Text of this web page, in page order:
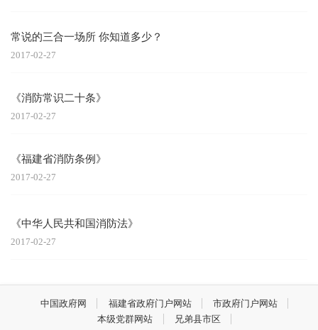
常说的三合一场所 你知道多少？
2017-02-27
《消防常识二十条》
2017-02-27
《福建省消防条例》
2017-02-27
《中华人民共和国消防法》
2017-02-27
中国政府网 福建省政府门户网站
市政府门户网站
本级党群网站
兄弟县市区